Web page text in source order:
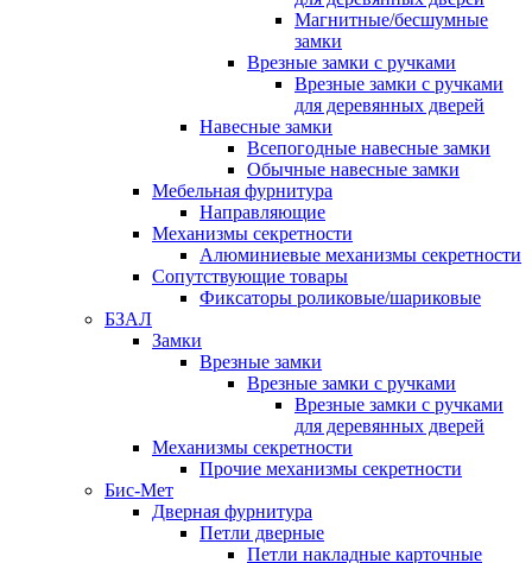
Магнитные/бесшумные
замки
Врезные замки с ручками
Врезные замки с ручками
для деревянных дверей
Навесные замки
Всепогодные навесные замки
Обычные навесные замки
Мебельная фурнитура
Направляющие
Механизмы секретности
Алюминиевые механизмы секретности
Сопутствующие товары
Фиксаторы роликовые/шариковые
БЗАЛ
Замки
Врезные замки
Врезные замки с ручками
Врезные замки с ручками
для деревянных дверей
Механизмы секретности
Прочие механизмы секретности
Бис-Мет
Дверная фурнитура
Петли дверные
Петли накладные карточные